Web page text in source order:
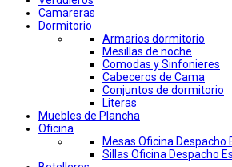
Camareras
Dormitorio
Armarios dormitorio
Mesillas de noche
Comodas y Sinfonieres
Cabeceros de Cama
Conjuntos de dormitorio
Literas
Muebles de Plancha
Oficina
Mesas Oficina Despacho
Sillas Oficina Despacho